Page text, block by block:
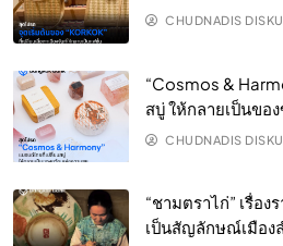
CHUDNADIS
“Cosmos &
สบู่ ให้กลายเป็นขอ
CHUDNADIS
“ชามตราไก่” เรื่อง
เป็นสัญลักษณ์เมือง